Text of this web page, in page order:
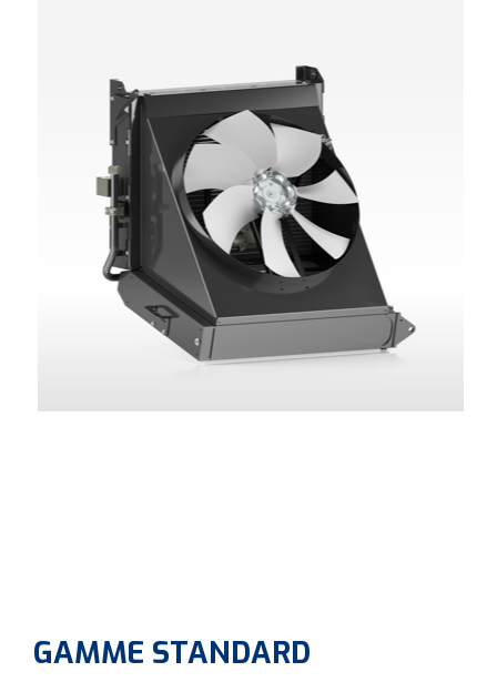
GAMME STANDARD